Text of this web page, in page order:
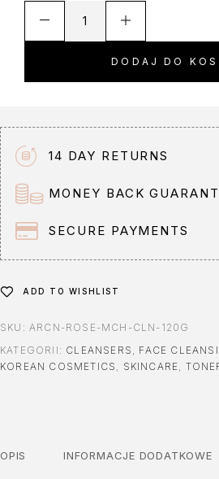
DODAJ DO
a
t
i
v
e
:
14 DAY RETURNS
MONEY BACK
SECURE PAYMENTS
ADD TO WISHLIST
SKU: ARCN-ROSE-MCH-CLN-120G
KATEGORII: CLEANSERS , FACE
KOREAN COSMETICS , SKINCARE,
OPIS INFORMACJE DODATKOWE